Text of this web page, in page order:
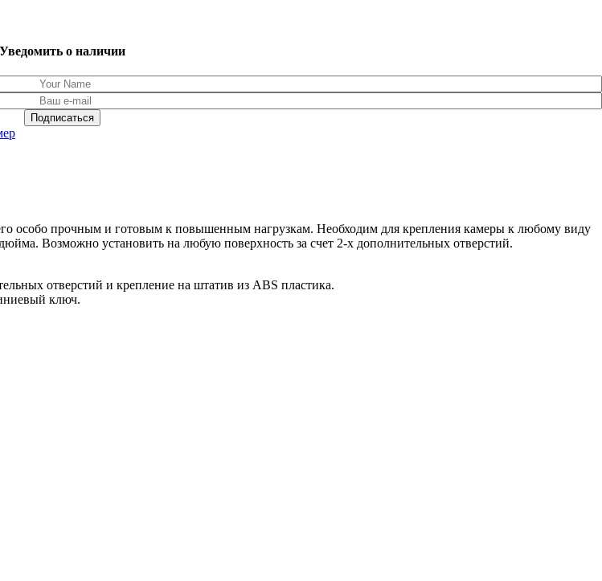
Уведомить о наличии
особо прочным и готовым к повышенным нагрузкам. Необходим для крепления камеры к любому виду
Возможно установить на любую поверхность за счет 2-х дополнительных отверстий.
отверстий и крепление на штатив из ABS пластика.
ключ.